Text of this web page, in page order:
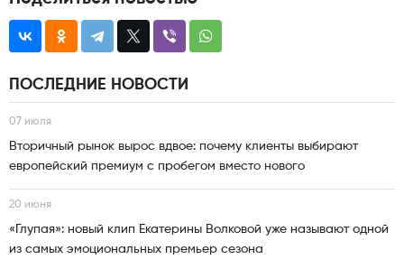
ПОСЛЕДНИЕ НОВОСТИ
07 июля
Вторичный рынок вырос вдвое: почему клиенты выбирают
европейский премиум с пробегом вместо нового
20 июня
«Глупая»: новый клип Екатерины Волковой уже называют одной
из самых эмоциональных премьер сезона